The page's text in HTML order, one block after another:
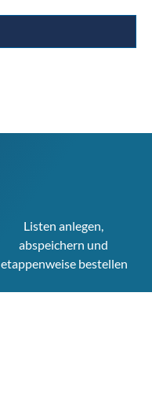
Listen anlegen,
abspeichern und
etappenweise bestellen